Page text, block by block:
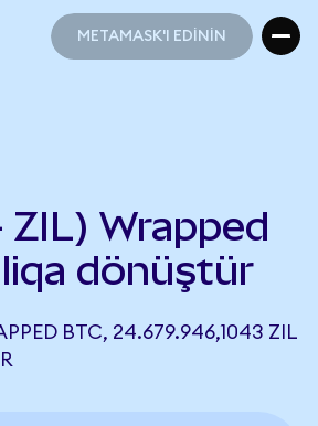
METAMASK'I EDİNİN
ZIL) Wrapped
dönüştür
BTC, 24.679.946,1043 ZIL